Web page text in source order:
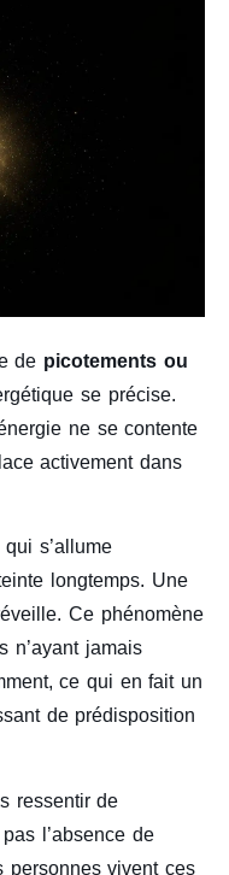
de picotements ou
se précise.
ne se contente
activement dans
s’allume
longtemps. Une
Ce phénomène
n’ayant jamais
ce qui en fait un
de prédisposition
ressentir de
l’absence de
personnes vivent ces